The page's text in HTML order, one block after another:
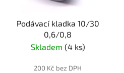
Podávací kladka 10/30
0,6/0,8
Skladem (4 ks)
200 Kč bez DPH